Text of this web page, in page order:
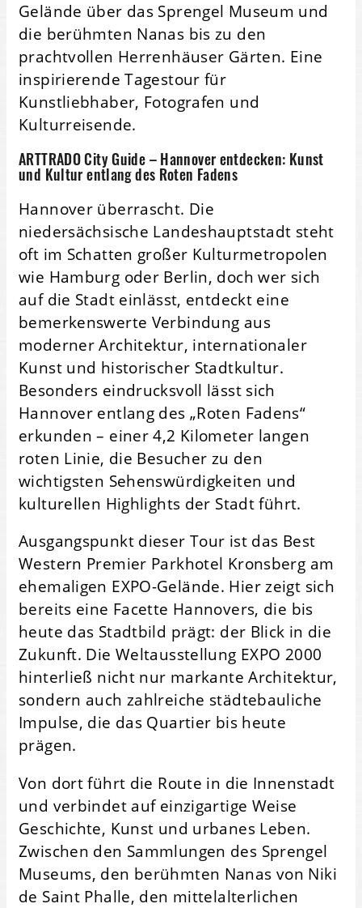
Gelände über das Sprengel Museum und
die berühmten Nanas bis zu den
prachtvollen Herrenhäuser Gärten. Eine
inspirierende Tagestour für
Kunstliebhaber, Fotografen und
Kulturreisende.
ARTTRADO City Guide – Hannover entdecken: Kunst
und Kultur entlang des Roten Fadens
Hannover überrascht. Die
niedersächsische Landeshauptstadt steht
oft im Schatten großer Kulturmetropolen
wie Hamburg oder Berlin, doch wer sich
auf die Stadt einlässt, entdeckt eine
bemerkenswerte Verbindung aus
moderner Architektur, internationaler
Kunst und historischer Stadtkultur.
Besonders eindrucksvoll lässt sich
Hannover entlang des „Roten Fadens“
erkunden – einer 4,2 Kilometer langen
roten Linie, die Besucher zu den
wichtigsten Sehenswürdigkeiten und
kulturellen Highlights der Stadt führt.
Ausgangspunkt dieser Tour ist das Best
Western Premier Parkhotel Kronsberg am
ehemaligen EXPO-Gelände. Hier zeigt sich
bereits eine Facette Hannovers, die bis
heute das Stadtbild prägt: der Blick in die
Zukunft. Die Weltausstellung EXPO 2000
hinterließ nicht nur markante Architektur,
sondern auch zahlreiche städtebauliche
Impulse, die das Quartier bis heute
prägen.
Von dort führt die Route in die Innenstadt
und verbindet auf einzigartige Weise
Geschichte, Kunst und urbanes Leben.
Zwischen den Sammlungen des Sprengel
Museums, den berühmten Nanas von Niki
de Saint Phalle, den mittelalterlichen